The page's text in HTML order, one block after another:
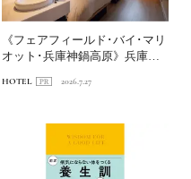
《フェアフィールド･バイ･マリ
オット･兵庫神鍋高原》兵庫の
HOTEL 2026.7.27